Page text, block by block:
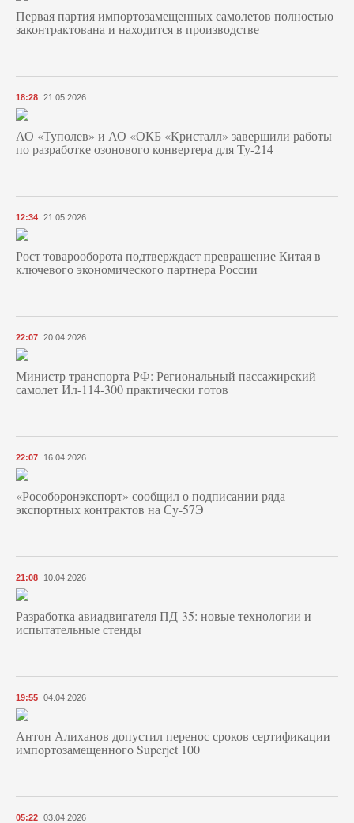
Первая партия импортозамещенных самолетов полностью
законтрактована и находится в производстве
18:28 21.05.2026
АО «Туполев» и АО «ОКБ «Кристалл» завершили работы
по разработке озонового конвертера для Ту-214
12:34 21.05.2026
Рост товарооборота подтверждает превращение Китая в
ключевого экономического партнера России
22:07 20.04.2026
Министр транспорта РФ: Региональный пассажирский
самолет Ил-114-300 практически готов
22:07 16.04.2026
«Рособоронэкспорт» сообщил о подписании ряда
экспортных контрактов на Су-57Э
21:08 10.04.2026
Разработка авиадвигателя ПД-35: новые технологии и
испытательные стенды
19:55 04.04.2026
Антон Алиханов допустил перенос сроков сертификации
импортозамещенного Superjet 100
05:22 03.04.2026